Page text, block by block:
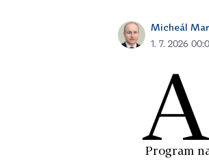
Micheál
1. 7. 2026
A
Program